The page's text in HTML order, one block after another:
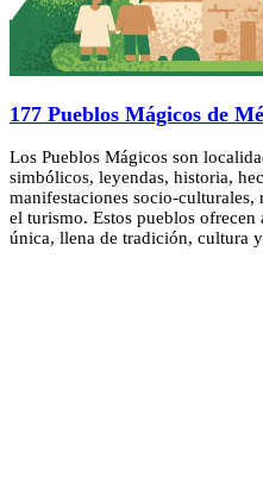
177 Pueblos Mágicos de
Los Pueblos Mágicos son
simbólicos, leyendas, historia,
manifestaciones socio-culturales,
el turismo. Estos pueblos
única, llena de tradición, cultura